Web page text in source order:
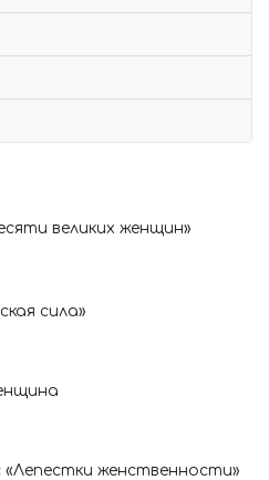
великих женщин»
сила»
женственности»